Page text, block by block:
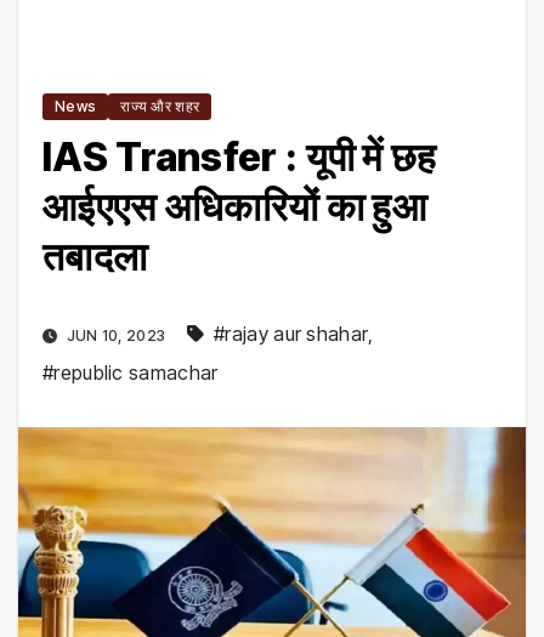
News राज्य और शहर
IAS Transfer : यूपी में छह
आईएएस अधिकारियों का हुआ
तबादला
JUN 10, 2023 #rajay aur shahar,
#republic samachar